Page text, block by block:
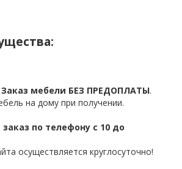
мебели БЕЗ ПРЕДОПЛАТЫ.
на дому при получении.
по телефону с 10 до
осуществляется круглосуточно!